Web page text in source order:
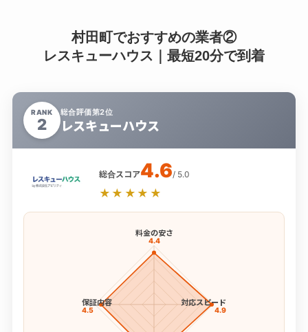
村田町でおすすめの業者②
レスキューハウス｜最短20分で到着
RANK
2
総合評価第2位
レスキューハウス
総合スコア4.6/ 5.0
★★★★★
料金の安さ
4.4
対応スピード
4.9
保証内容
4.5